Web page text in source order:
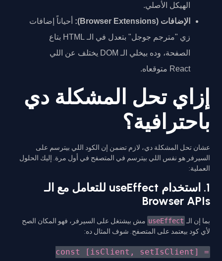
الهيكل الأصلي.
الإضافات (Browser Extensions):
أحياناً إضافات
زي "مترجم جوجل" بتعدل في الـ HTML بتاع
الصفحة، وده بيخلي الـ DOM يختلف عن اللي
React متوقعاه.
إزاي تحل المشكلة دي
باحترافية؟
عشان تحل المشكلة دي، لازم تضمن إن الكود اللي بيترسم على
السيرفر هو نفس اللي بيترسم في المتصفح في أول مرة. إليك الحلول
العملية:
1. استخدام useEffect للتعامل مع الـ
Browser APIs
بما إن الـ useEffect مش بيشتغل على السيرفر، فهو المكان الصح
لأي كود بيعتمد على المتصفح. شوف المثال ده:
const [isClient, setIsClient] =